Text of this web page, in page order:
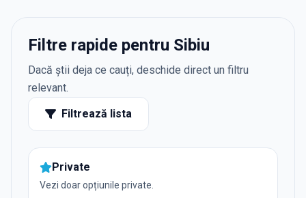
Filtre rapide pentru Sibiu
Dacă știi deja ce cauți, deschide direct un filtru
relevant.
Filtrează lista
Private
Vezi doar opțiunile private.